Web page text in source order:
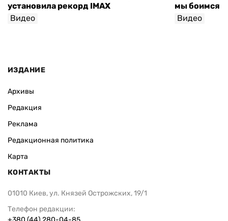
установила рекорд IMAX
Видео
мы боимся
Видео
ИЗДАНИЕ
Архивы
Редакция
Реклама
Редакционная политика
Карта
КОНТАКТЫ
01010 Киев, ул. Князей Острожских, 19/1
Телефон редакции: